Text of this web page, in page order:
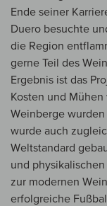
Ende seiner
Duero besuchte
die Region
gerne Teil des
Ergebnis ist das
Kosten und
Weinberge
wurde auch
Weltstandard
und
zur modernen
erfolgreiche